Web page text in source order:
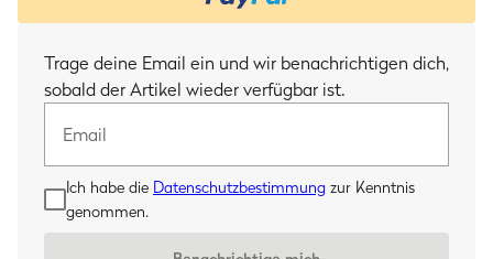
Trage deine Email ein und wir benachrichtigen dich,
sobald der Artikel wieder verfügbar ist.
Email
Ich habe die Datenschutzbestimmung zur Kenntnis
genommen.